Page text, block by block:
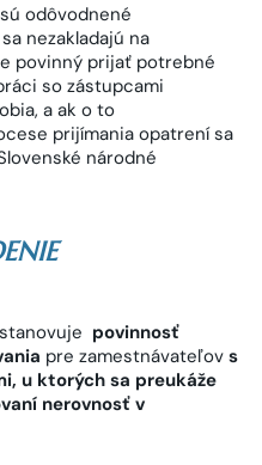
odôvodnené
nezakladajú na
povinný prijať potrebné
so zástupcami
a ak o to
prijímania opatrení sa
národné
povinnosť
pre zamestnávateľov s
u ktorých sa preukáže
nerovnosť v